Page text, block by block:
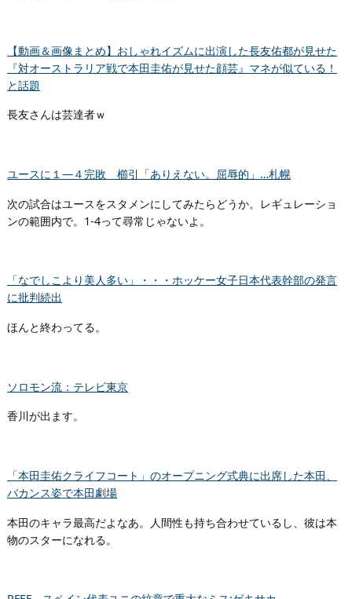
【動画＆画像まとめ】おしゃれイズムに出演した長友佑都が見せた
『対オーストラリア戦で本田圭佑が見せた顔芸』マネが似ている！
と話題
長友さんは芸達者ｗ
ユースに１―４完敗 櫛引「ありえない。屈辱的」…札幌
次の試合はユースをスタメンにしてみたらどうか。レギュレーショ
ンの範囲内で。1-4って尋常じゃないよ。
「なでしこより美人多い」・・・ホッケー女子日本代表幹部の発言
に批判続出
ほんと終わってる。
ソロモン流：テレビ東京
香川が出ます。
「本田圭佑クライフコート」のオープニング式典に出席した本田、
バカンス姿で本田劇場
本田のキャラ最高だよなあ。人間性も持ち合わせているし、彼は本
物のスターになれる。